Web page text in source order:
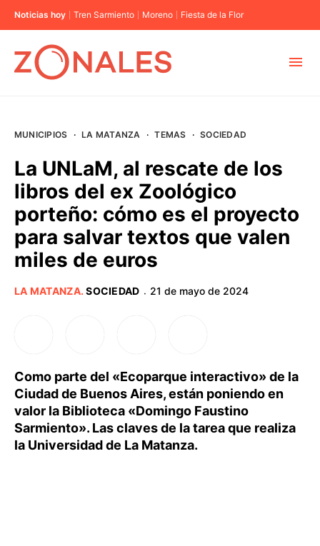
Noticias hoy Tren Sarmiento Moreno Fiesta de la Flor
BUENOS AIRES
PROVINCIAS
MUNICIPIOS · LA MATANZA · TEMAS · SOCIEDAD
La UNLaM, al rescate de los
libros del ex Zoológico
porteño: cómo es el proyecto
para salvar textos que valen
miles de euros
LA MATANZA.SOCIEDAD · 21 de mayo de 2024
Como parte del «Ecoparque interactivo» de la
Ciudad de Buenos Aires, están poniendo en
valor la Biblioteca «Domingo Faustino
Sarmiento». Las claves de la tarea que realiza
la Universidad de La Matanza.